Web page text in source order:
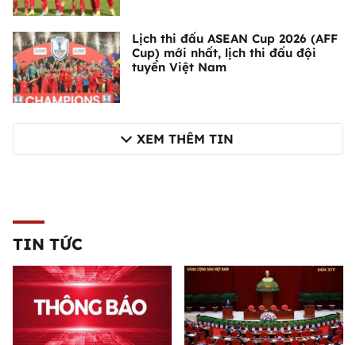
Lịch thi đấu ASEAN Cup 2026 (AFF
Cup) mới nhất, lịch thi đấu đội
tuyển Việt Nam
XEM THÊM TIN
TIN TỨC